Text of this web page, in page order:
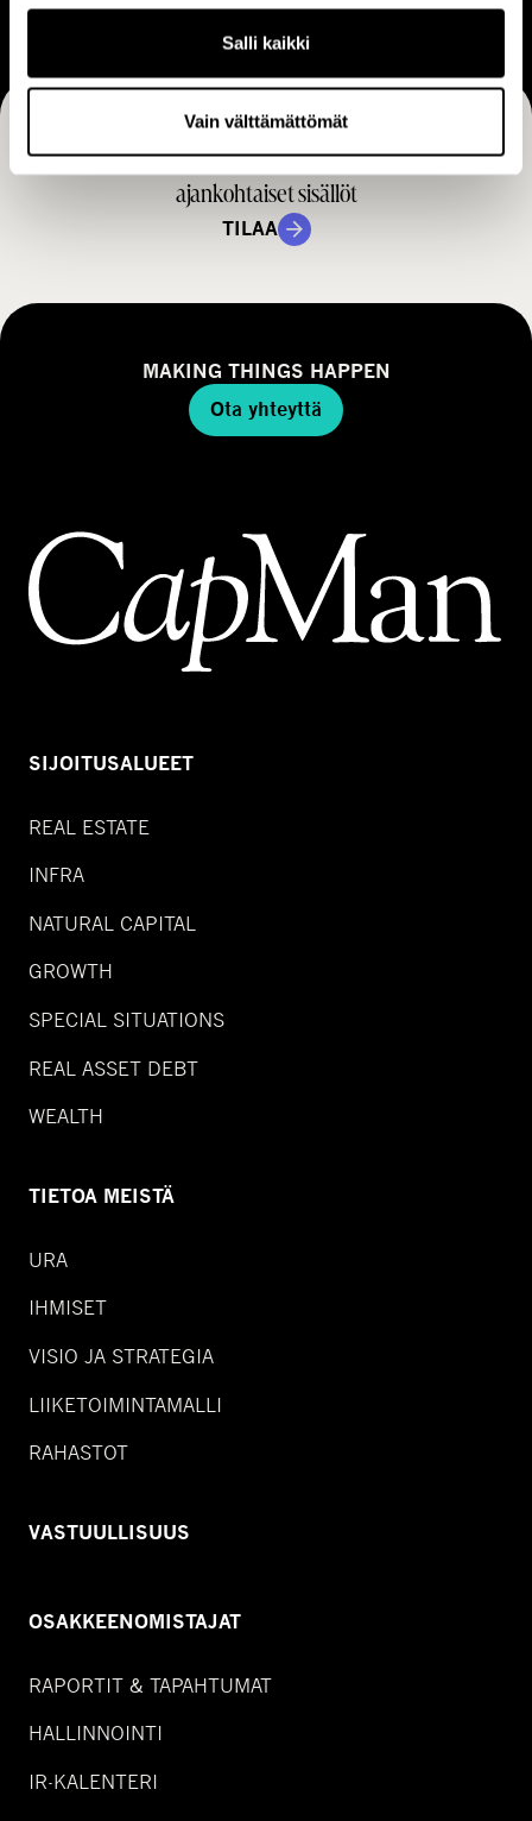
Salli kaikki
Vain välttämättömät
a
e
i
i
n
t
a
m
a
Tilaa CapManin uutiset, pörssitiedotteet ja muut
ajankohtaiset sisällöt
TILAA
MAKING THINGS HAPPEN
Ota yhteyttä
SIJOITUSALUEET
REAL ESTATE
INFRA
NATURAL CAPITAL
GROWTH
SPECIAL SITUATIONS
REAL ASSET DEBT
WEALTH
TIETOA MEISTÄ
URA
IHMISET
VISIO JA STRATEGIA
LIIKETOIMINTAMALLI
RAHASTOT
VASTUULLISUUS
OSAKKEENOMISTAJAT
RAPORTIT & TAPAHTUMAT
HALLINNOINTI
IR-KALENTERI